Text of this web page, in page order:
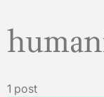
1 post